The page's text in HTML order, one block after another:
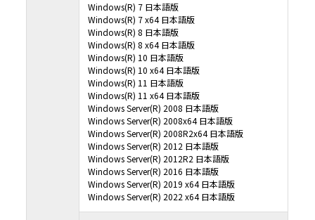
Windows(R) 7 日本語版
Windows(R) 7 x64 日本語版
Windows(R) 8 日本語版
Windows(R) 8 x64 日本語版
Windows(R) 10 日本語版
Windows(R) 10 x64 日本語版
Windows(R) 11 日本語版
Windows(R) 11 x64 日本語版
Windows Server(R) 2008 日本語版
Windows Server(R) 2008x64 日本語版
Windows Server(R) 2008R2x64 日本語版
Windows Server(R) 2012 日本語版
Windows Server(R) 2012R2 日本語版
Windows Server(R) 2016 日本語版
Windows Server(R) 2019 x64 日本語版
Windows Server(R) 2022 x64 日本語版